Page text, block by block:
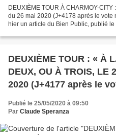
DEUXIÈME TOUR À CHARMOY-CITY
du 26 mai 2020 (J+4178 après le
hier un article du Bien Public, publié
DEUXIÈME TOUR : « À
DEUX, OU À TROIS, LE
2020 (J+4177 après le
Publié le 25/05/2020 à 09:50
Par Claude Speranza